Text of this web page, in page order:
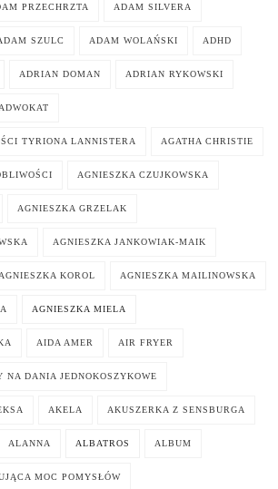
PRZECHRZTA ADAM SILVERA
SZULC ADAM WOLAŃSKI ADHD
ADRIAN DOMAN ADRIAN RYKOWSKI
ADWOKAT
TYRIONA LANNISTERA AGATHA CHRISTIE
AGNIESZKA CZUJKOWSKA
AGNIESZKA GRZELAK
AGNIESZKA JANKOWIAK-MAIK
AGNIESZKA KOROL AGNIESZKA MAILINOWSKA
AGNIESZKA MIELA
AIDA AMER AIR FRYER
NA DANIA JEDNOKOSZYKOWE
AKELA AKUSZERKA Z SENSBURGA
ALANNA ALBATROS ALBUM
MOC POMYSŁÓW